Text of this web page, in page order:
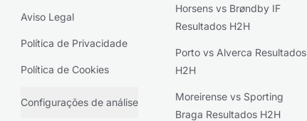
Aviso Legal
Política de Privacidade
Política de Cookies
Configurações de análise
Horsens vs Brøndby IF
Resultados H2H
Porto vs Alverca Resultados
H2H
Moreirense vs Sporting
Braga Resultados H2H